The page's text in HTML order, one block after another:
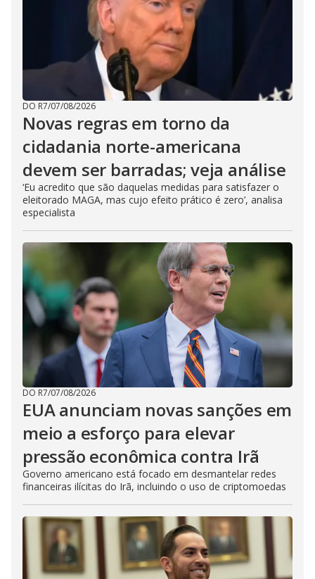
DO R7/07/08/2026
Novas regras em torno da
cidadania norte-americana
devem ser barradas; veja análise
‘Eu acredito que são daquelas medidas para satisfazer o
eleitorado MAGA, mas cujo efeito prático é zero’, analisa
especialista
DO R7/07/08/2026
EUA anunciam novas sanções em
meio a esforço para elevar
pressão econômica contra Irã
Governo americano está focado em desmantelar redes
financeiras ilícitas do Irã, incluindo o uso de criptomoedas